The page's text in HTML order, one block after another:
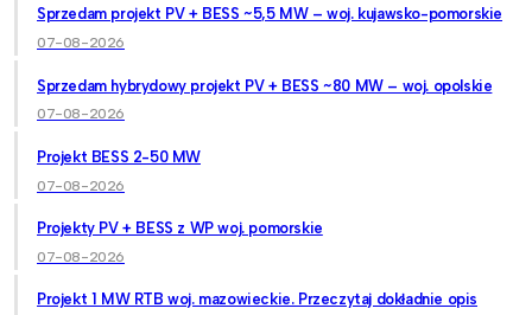
Sprzedam projekt PV + BESS ~5,5 MW – woj. kujawsko-pomorskie
07-08-2026
Sprzedam hybrydowy projekt PV + BESS ~80 MW – woj. opolskie
07-08-2026
Projekt BESS 2-50 MW
07-08-2026
Projekty PV + BESS z WP woj. pomorskie
07-08-2026
Projekt 1 MW RTB woj. mazowieckie. Przeczytaj dokładnie opis